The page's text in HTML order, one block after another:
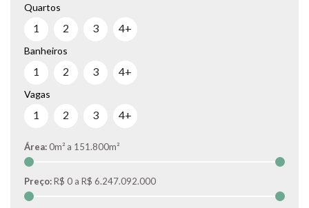
Quartos
1 2 3 4+
Banheiros
1 2 3 4+
Vagas
1 2 3 4+
Área:0m² a 151.800m²
Preço:R$ 0 a R$ 6.247.092.000